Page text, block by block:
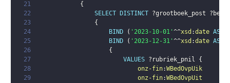
21
{
22
SELECT DISTINCT ?grootboek_post
23
{
24
BIND ( '2023-10-01'^^xsd :date AS
25
BIND ( '2023-12-31'^^xsd :date AS
26
{
27
VALUES ?rubriek_pnil
{
28
onz-fin:WBedOvpUik
29
onz-fin:WBedOvpUit